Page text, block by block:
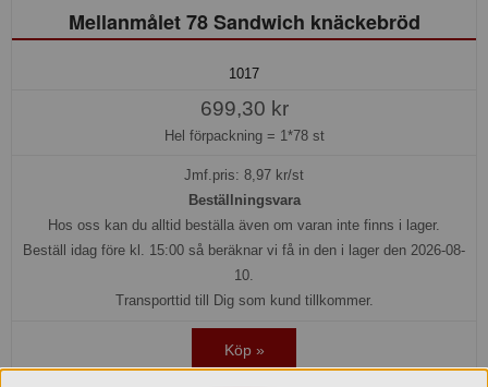
Mellanmålet 78 Sandwich knäckebröd
1017
699,30 kr
Hel förpackning = 1*78 st
Jmf.pris: 8,97 kr/st
Beställningsvara
Hos oss kan du alltid beställa även om varan inte finns i lager.
Beställ idag före kl. 15:00 så beräknar vi få in den i lager den 2026-08-
10.
Transporttid till Dig som kund tillkommer.
Köp »